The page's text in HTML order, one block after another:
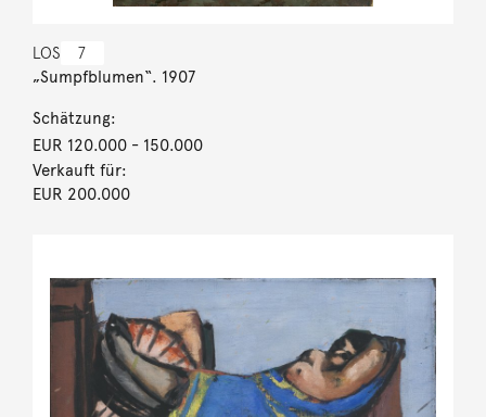
LOS 7
„Sumpfblumen“. 1907
Schätzung:
EUR 120.000- 150.000
Verkauft für:
EUR 200.000